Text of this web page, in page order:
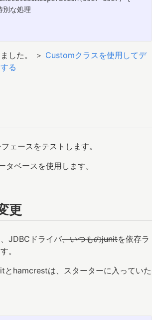
な処理
した。 ＞ Customクラスを使用してデ
る
ェースをテストします。
タベースを使用します。
更
JDBCドライバ、いつものjunitを依存ラ
。
とhamcrestは、スターターに入っていた